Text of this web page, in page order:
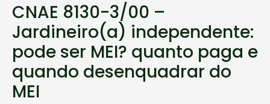
CNAE 8130-3/00 –
Jardineiro(a) independente:
pode ser MEI? quanto paga e
quando desenquadrar do
MEI